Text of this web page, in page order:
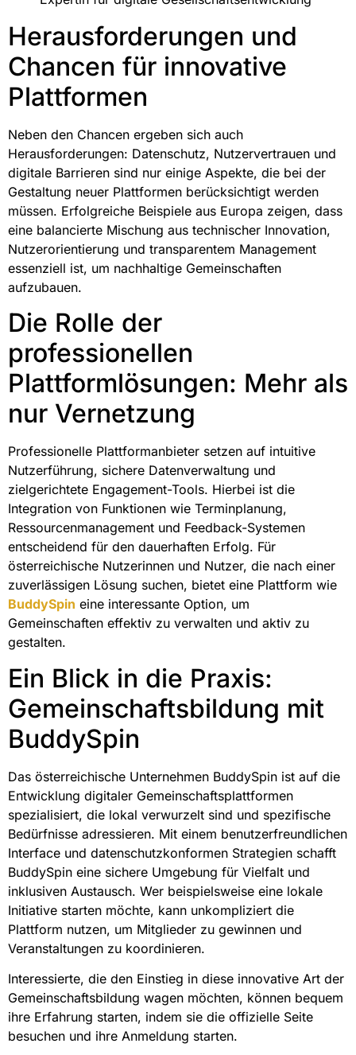
Herausforderungen und
Chancen für innovative
Plattformen
Neben den Chancen ergeben sich auch
Herausforderungen: Datenschutz, Nutzervertrauen und
digitale Barrieren sind nur einige Aspekte, die bei der
Gestaltung neuer Plattformen berücksichtigt werden
müssen. Erfolgreiche Beispiele aus Europa zeigen, dass
eine balancierte Mischung aus technischer Innovation,
Nutzerorientierung und transparentem Management
essenziell ist, um nachhaltige Gemeinschaften
aufzubauen.
Die Rolle der
professionellen
Plattformlösungen: Mehr als
nur Vernetzung
Professionelle Plattformanbieter setzen auf intuitive
Nutzerführung, sichere Datenverwaltung und
zielgerichtete Engagement-Tools. Hierbei ist die
Integration von Funktionen wie Terminplanung,
Ressourcenmanagement und Feedback-Systemen
entscheidend für den dauerhaften Erfolg. Für
österreichische Nutzerinnen und Nutzer, die nach einer
zuverlässigen Lösung suchen, bietet eine Plattform wie
BuddySpin eine interessante Option, um
Gemeinschaften effektiv zu verwalten und aktiv zu
gestalten.
Ein Blick in die Praxis:
Gemeinschaftsbildung mit
BuddySpin
Das österreichische Unternehmen BuddySpin ist auf die
Entwicklung digitaler Gemeinschaftsplattformen
spezialisiert, die lokal verwurzelt sind und spezifische
Bedürfnisse adressieren. Mit einem benutzerfreundlichen
Interface und datenschutzkonformen Strategien schafft
BuddySpin eine sichere Umgebung für Vielfalt und
inklusiven Austausch. Wer beispielsweise eine lokale
Initiative starten möchte, kann unkompliziert die
Plattform nutzen, um Mitglieder zu gewinnen und
Veranstaltungen zu koordinieren.
Interessierte, die den Einstieg in diese innovative Art der
Gemeinschaftsbildung wagen möchten, können bequem
ihre Erfahrung starten, indem sie die offizielle Seite
besuchen und ihre Anmeldung starten.